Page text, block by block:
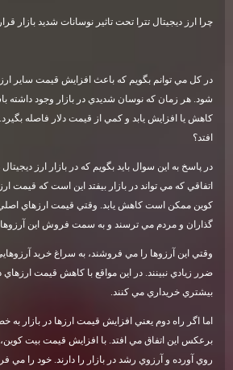
چرا ارز ديجيتال تترا تحت تاثير نوسانات شديد بازار
در كل مي توانم بگويم كه باعث افزايش قيمت ساير
شود. هر زمان كه نوسان شديدي در بازار وجود داشته
كاهش يا افزايش يابد و كمي از قيمت دلار فاصله بگيرد.
افتد؟
در پاسخ به اين سوال بايد بگويم كه در بازار ارز
اتفاقي كه مي تواند در بازار بيفتد اين است كه قيمت
كوين ممكن است كاهش يابد. وقتي قيمت ارزهاي
گذاران و مردم مي ترسند و به سمت فروش اين
وقتي اين آرزوها را مي فروشند، به سراغ خريد
ضرر زيادي نبينند. در اين مواقع با كاهش قيمت ارزهاي
بيشتري خريداري مي كنند.
اما اگر راه دوم يعني افزايش قيمت ارزها در بازار به
برعكس اين اتفاق مي افتد. با افزايش قيمت بيت
روي آورده و آرزوي رشد در بازار را دارند. خود را مي